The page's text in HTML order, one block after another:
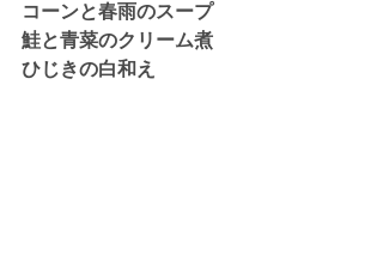
コーンと春雨のスープ
鮭と青菜のクリーム煮
ひじきの白和え